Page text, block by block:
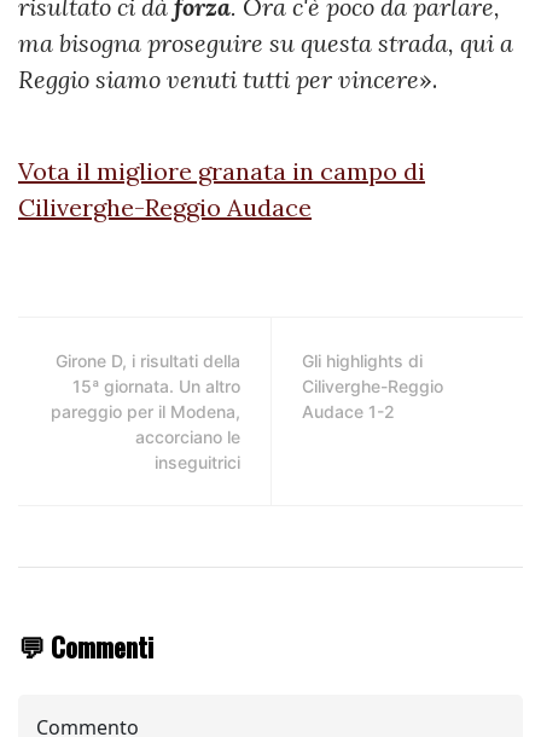
risultato ci dà forza. Ora c'è poco da parlare,
ma bisogna proseguire su questa strada, qui a
Reggio siamo venuti tutti per vincere».
Vota il migliore granata in campo di
Ciliverghe-Reggio Audace
Girone D, i risultati della
15ª giornata. Un altro
pareggio per il Modena,
accorciano le
inseguitrici
Gli highlights di
Ciliverghe-Reggio
Audace 1-2
💬 Commenti